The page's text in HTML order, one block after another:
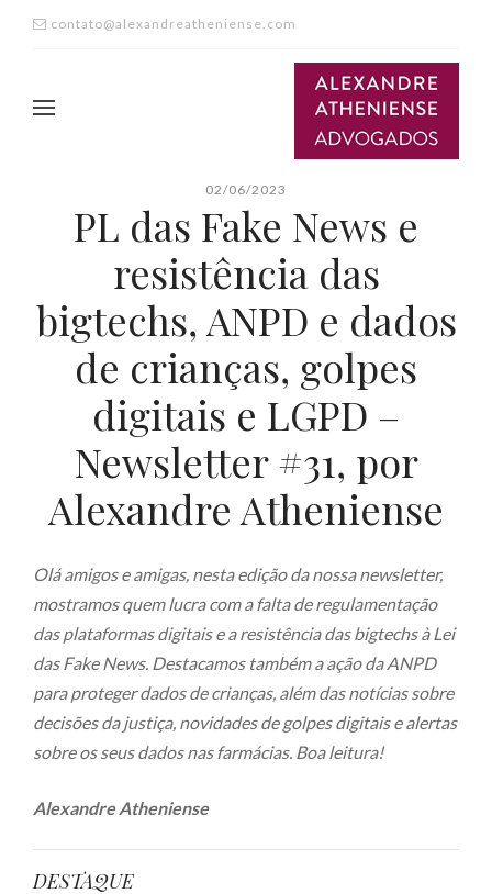
contato@alexandreatheniense.com
02/06/2023
PL das Fake News e
resistência das
bigtechs, ANPD e dados
de crianças, golpes
digitais e LGPD –
Newsletter #31, por
Alexandre Atheniense
Olá amigos e amigas, nesta edição da nossa newsletter,
mostramos quem lucra com a falta de regulamentação
das plataformas digitais e a resistência das bigtechs à Lei
das Fake News. Destacamos também a ação da ANPD
para proteger dados de crianças, além das notícias sobre
decisões da justiça, novidades de golpes digitais e alertas
sobre os seus dados nas farmácias. Boa leitura!
Alexandre Atheniense
DESTAQUE